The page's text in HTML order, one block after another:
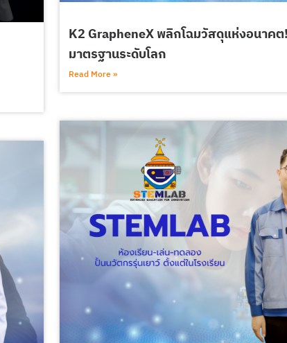
K2 GrapheneX พลิกโฉมวัสดุแห่งอนา
มาตรฐานระดับโลก
Read More »